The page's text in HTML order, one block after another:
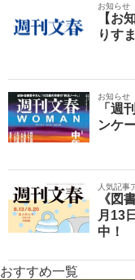
お知らせ
【お
りす
お知らせ
「週
ンケ
人気記事
《図
月13
中！
おすすめ一覧